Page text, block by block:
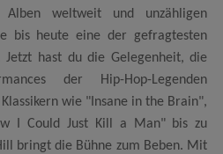
weltweit und unzähligen
bis heute eine der gefragtesten
hast du die Gelegenheit, die
der Hip-Hop-Legenden
wie "Insane in the Brain",
I Could Just Kill a Man" bis zu
bringt die Bühne zum Beben. Mit